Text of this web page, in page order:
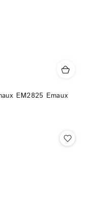
EM2825 Emaux